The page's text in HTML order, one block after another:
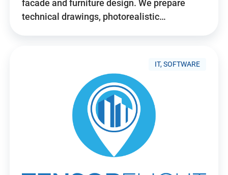
facade and furniture design. We prepare
technical drawings, photorealistic…
IT, SOFTWARE